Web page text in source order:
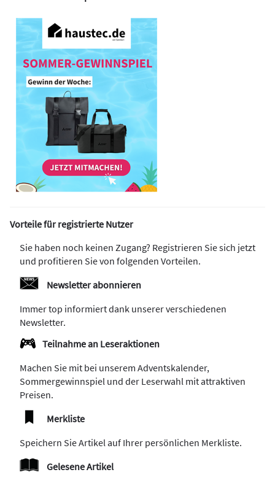
Vorteile für registrierte Nutzer
Sie haben noch keinen Zugang? Registrieren Sie sich jetzt
und profitieren Sie von folgenden Vorteilen.
Newsletter abonnieren
Immer top informiert dank unserer verschiedenen
Newsletter.
Teilnahme an Leseraktionen
Machen Sie mit bei unserem Adventskalender,
Sommergewinnspiel und der Leserwahl mit attraktiven
Preisen.
Merkliste
Speichern Sie Artikel auf Ihrer persönlichen Merkliste.
Gelesene Artikel